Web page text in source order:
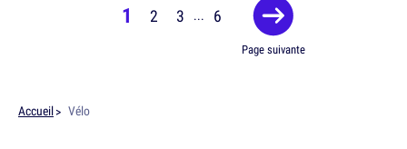
1 2 3 ... 6
Page suivante
Accueil Vélo